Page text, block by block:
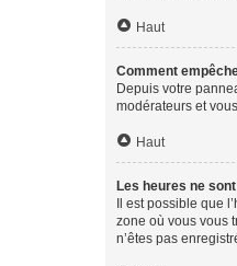
Haut
Comment
Depuis votre
modérateurs et
Haut
Les heures ne
Il est possible que
zone où vous vous
n’êtes pas